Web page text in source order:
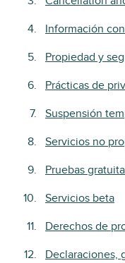
Información
Propiedad y
Prácticas de
Suspensión
Servicios no
Pruebas
Servicios beta
Derechos de
Declaraciones,